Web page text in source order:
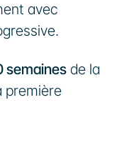
avec
semaines de la
première